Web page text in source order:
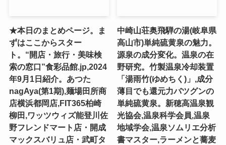
★本日のまとめページ。ま
ずはここからスター
ト。“開店・旅行・美味検
索の窓口”食彩品館.jp,2024
年9月1日紹介。あつた
nagAya(第1期),麺場田所商
店横浜都岡店,FIT365柏崎
柳田,ワッツウィズ能登川佐
野フレンドマート店・開成
マックスバリュ店・武町タ
中崎山荘奥飛騨の湯(岐阜県
高山市)単純硫黄泉の魅力。
源泉の成分変化。温泉の在
野研究。竹製温泉冷却装置
「湯雨竹(ゆめちく)」,成分
薄目でも還元力バツグンの
単純硫黄泉。新穂高温泉観
光協会,温泉科学会員,温泉
地域学会,温泉ソムリエ分析
書マスター,ラーメンと蕎麦